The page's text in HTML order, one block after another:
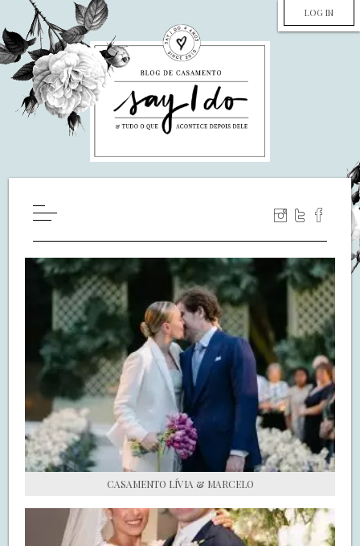
LOG IN
WILL YOU MARRY ME?
LUA DE MEL
COZINHA
DECORAÇÃO
DE NOIVA PRA NOIVA
S.O.S CASADAS
FALE COM O SAY I DO
CASAMENTO LÍVIA & MARCELO